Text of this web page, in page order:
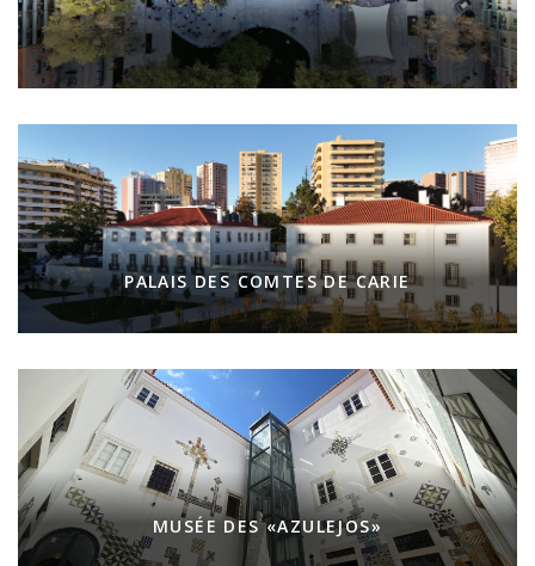
PALAIS DES COMTES DE CARIE
MUSÉE DES «AZULEJOS»